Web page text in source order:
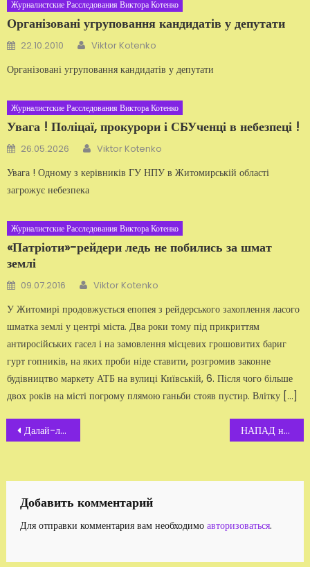
Журналистские Расследования Виктора Котенко
Організовані угруповання кандидатів у депутати
Добавлено
22.10.2010 Автор
Viktor Kotenko
Організовані угруповання кандидатів у депутати
Журналистские Расследования Виктора Котенко
Увага ! Поліцаї, прокурори і СБУченці в небезпеці !
Добавлено
26.05.2026 Автор
Viktor Kotenko
Увага ! Одному з керівників ГУ НПУ в Житомирській області
загрожує небезпека
Журналистские Расследования Виктора Котенко
«Патріоти»-рейдери ледь не побились за шмат
землі
Добавлено
09.07.2016 Автор
Viktor Kotenko
У Житомирі продовжується епопея з рейдерського захоплення ласого
шматка землі у центрі міста. Два роки тому під прикриттям
антиросійських гасел і на замовлення місцевих грошовитих бариг
гурт гопників, на яких проби ніде ставити, розгромив законне
будівництво маркету АТБ на вулиці Київській, 6. Після чого більше
двох років на місті погрому плямою ганьби стояв пустир. Влітку […]
Навигация
записям
Далай-лама. Исследование природы реальности. Часть 1 НАПАД на Віктора Котенка
Добавить комментарий
Для отправки комментария вам необходимо авторизоваться.